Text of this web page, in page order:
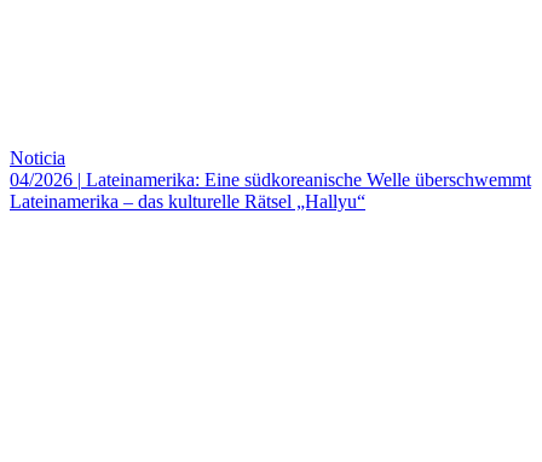
Noticia
04/2026 | Lateinamerika: Eine südkoreanische Welle überschwemmt
Lateinamerika – das kulturelle Rätsel „Hallyu“